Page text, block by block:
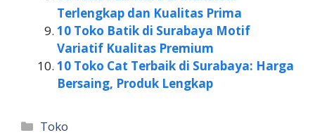
Terlengkap dan Kualitas Prima
10 Toko Batik di Surabaya Motif
Variatif Kualitas Premium
10 Toko Cat Terbaik di Surabaya: Harga
Bersaing, Produk Lengkap
Kategori
Toko